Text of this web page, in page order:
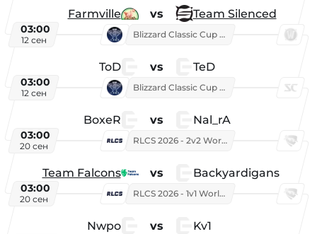
Farmville vs Team Silenced
03:00
12 сен
Blizzard Classic Cup 2026
ToD vs TeD
03:00
12 сен
Blizzard Classic Cup 2026
BoxeR vs Nal_rA
03:00
20 сен
RLCS 2026 - 2v2 World Championship
Team Falcons vs Backyardigans
03:00
20 сен
RLCS 2026 - 1v1 World Championship
Nwpo vs Kv1